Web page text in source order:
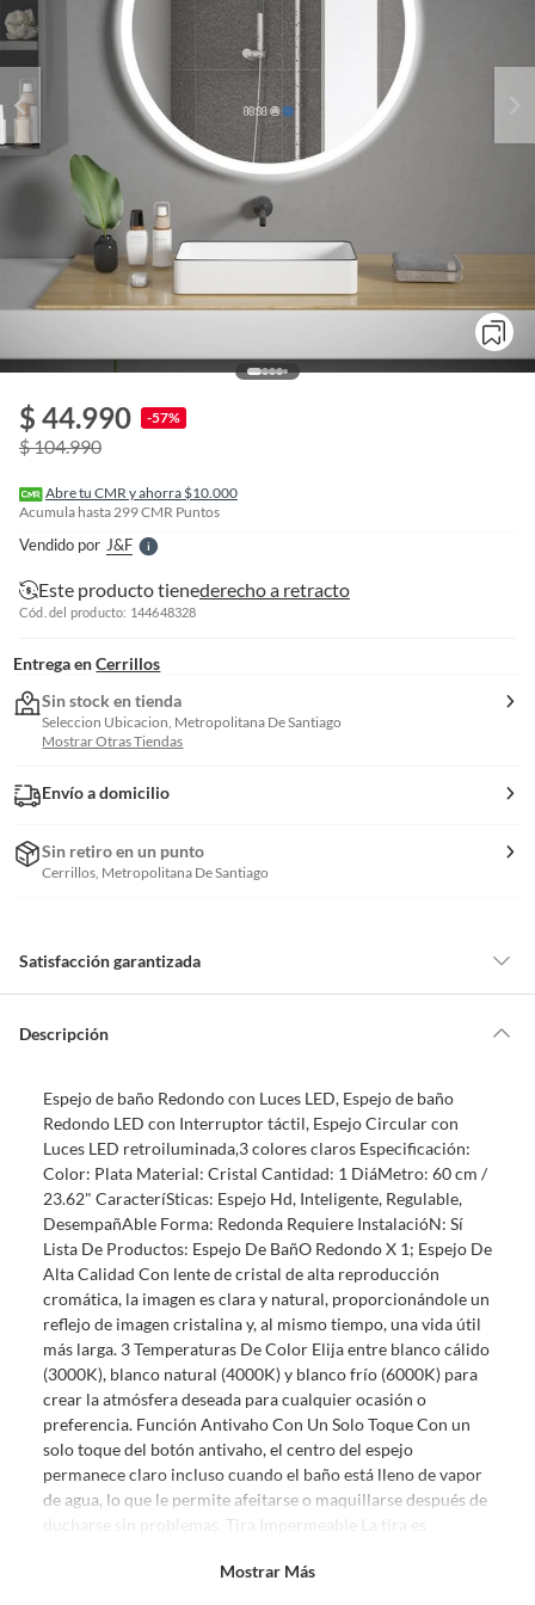
$ 44.990 -57%
$ 104.990
Abre tu CMR y ahorra $10.000
Acumula hasta299CMR Puntos
Vendido por J&fS
l
l
o
Este producto tienederecho a retracto
Cód. del producto: 144648328
Entrega en Cerrillos
Sin stock en tienda
Seleccion Ubicacion, Metropolitana De Santiago
Mostrar Otras Tiendas
Envío a domicilio
Sin retiro en un punto
Cerrillos, Metropolitana De Santiago
Satisfacción garantizada
de la compra.
comprado por internet y que hay ciertas categorías que no tienen este
derecho:
Productos que, por su naturaleza, no puedan ser devueltos,
puedan deteriorarse o caducar con rapidez.
Confeccionados a la medida.
De uso personal.
En sodimac.cl te damos30 días desde que recibes el producto
estar en perfecto estado, con todas sus etiquetas y sin uso, tal como te lo
entregamos.
Productos digitales que se entregan a través de una descarga
electrónica, por ejemplo, cupones de experiencia o programas
para el computador.
Productos a pedido o confeccionados a medida.
Productos que han sido informados como imperfectos, usados,
reparados, abiertos, de segunda selección, remanufacturados o
con alguna deficiencia, que sean comprados en esa condición a
Descripción
Espejo de baño Redondo con Luces LED, Espejo de baño
Redondo LED con Interruptor táctil, Espejo Circular con
Luces LED retroiluminada,3 colores claros Especificación:
Color: Plata Material: Cristal Cantidad: 1 DiáMetro: 60 cm /
23.62" CaracteríSticas: Espejo Hd, Inteligente, Regulable,
DesempañAble Forma: Redonda Requiere InstalacióN: Sí
Lista De Productos: Espejo De BañO Redondo X 1; Espejo De
Alta Calidad Con lente de cristal de alta reproducción
cromática, la imagen es clara y natural, proporcionándole un
reflejo de imagen cristalina y, al mismo tiempo, una vida útil
más larga. 3 Temperaturas De Color Elija entre blanco cálido
(3000K), blanco natural (4000K) y blanco frío (6000K) para
crear la atmósfera deseada para cualquier ocasión o
preferencia. Función Antivaho Con Un Solo Toque Con un
solo toque del botón antivaho, el centro del espejo
permanece claro incluso cuando el baño está lleno de vapor
de agua, lo que le permite afeitarse o maquillarse después de
ducharse sin problemas. Tira Impermeable La tira es
necesidad de preocuparse por salpicaduras de agua. Diseño
Mostrar Más